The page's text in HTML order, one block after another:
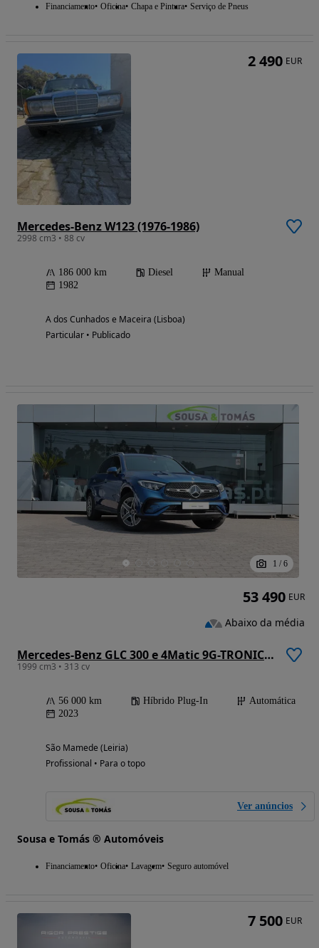
Financiamento Oficina Chapa e Pintura Serviço de Pneus
Mercedes-Benz W123 (1976-1986)
2998 cm3 • 88 cv
186 000 km Diesel
Manual
1982
A dos Cunhados e Maceira (Lisboa)
Particular • Publicado
2 490 EUR
1 / 6
Mercedes-Benz GLC 300 e 4Matic 9G-TRONIC Edition AMG Line
1999 cm3 • 313 cv
56 000 km Híbrido Plug-In
Automática
2023
São Mamede (Leiria)
Profissional • Para o topo
Ver anúncios
Sousa e Tomás ® Automóveis
Financiamento Oficina Lavagem Seguro automóvel
53 490 EUR
Abaixo da média
7 500 EUR